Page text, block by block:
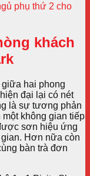
phụ thứ 2 cho
khách
hai phong
đại lại có nét
là sự tương phản
không gian tiếp
sơn hiệu ứng
Hơn nữa còn
bàn trà đơn